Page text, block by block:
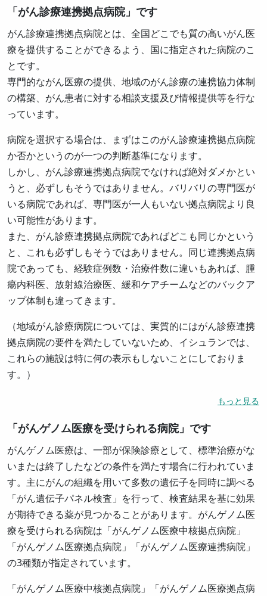
「がん診療連携拠点病院」です
がん診療連携拠点病院とは、全国どこでも質の高いがん医
療を提供することができるよう、国に指定された病院のこ
とです。
専門的ながん医療の提供、地域のがん診療の連携協力体制
の構築、がん患者に対する相談支援及び情報提供等を行な
っています。
病院を選択する場合は、まずはこのがん診療連携拠点病院
か否かというのが一つの判断基準になります。
しかし、がん診療連携拠点病院でなければ絶対ダメかとい
うと、必ずしもそうではありません。バリバリの専門医が
いる病院であれば、専門医が一人もいない拠点病院より良
い可能性があります。
また、がん診療連携拠点病院であればどこも同じかという
と、これも必ずしもそうではありません。同じ連携拠点病
院であっても、経験症例数・治療件数に違いもあれば、腫
瘍内科医、放射線治療医、緩和ケアチームなどのバックア
ップ体制も違ってきます。
（地域がん診療病院については、実質的にはがん診療連携
拠点病院の要件を満たしていないため、イシュランでは、
これらの施設は特に何の表示もしないことにしておりま
す。）
もっと見る
「がんゲノム医療を受けられる病院」です
がんゲノム医療は、一部が保険診療として、標準治療がな
いまたは終了したなどの条件を満たす場合に行われていま
す。主にがんの組織を用いて多数の遺伝子を同時に調べる
「がん遺伝子パネル検査」を行って、検査結果を基に効果
が期待できる薬が見つかることがあります。がんゲノム医
療を受けられる病院は「がんゲノム医療中核拠点病院」
「がんゲノム医療拠点病院」「がんゲノム医療連携病院」
の3種類が指定されています。
「がんゲノム医療中核拠点病院」「がんゲノム医療拠点病